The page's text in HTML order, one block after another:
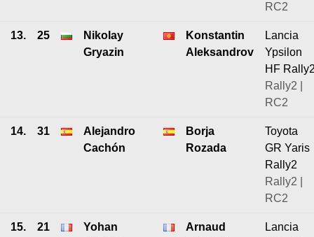
RC2
13. 25
Nikolay
Gryazin
Konstantin
Aleksandrov
Lancia
Ypsilon
HF
Rally2 |
RC2
14. 31
Alejandro
Cachón
Borja
Rozada
Toyota
GR Yaris
Rally2
Rally2 |
RC2
15. 21
Yohan
Arnaud
Lancia